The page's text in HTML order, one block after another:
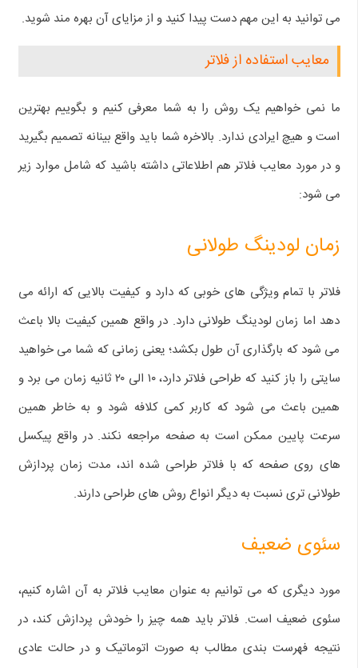
می‌ توانید به این مهم دست پیدا کنید و از مزایای آن بهره‌ مند شوید.
معایب استفاده از فلاتر
ما نمی‌ خواهیم یک روش را به شما معرفی کنیم و بگوییم بهترین
است و هیچ ایرادی ندارد. بالاخره شما باید واقع بینانه تصمیم بگیرید
و در مورد معایب فلاتر هم اطلاعاتی داشته باشید که شامل موارد زیر
می‌ شود:
زمان لودینگ طولانی
فلاتر با تمام ویژگی‌ های خوبی که دارد و کیفیت بالایی که ارائه می‌
دهد اما زمان لودینگ طولانی دارد. در واقع همین کیفیت بالا باعث
می‌ شود که بارگذاری آن طول بکشد؛‌ یعنی زمانی که شما می‌ خواهید
سایتی را باز کنید که طراحی فلاتر دارد، ۱۰ الی ۲۰ ثانیه زمان می‌ برد و
همین باعث می‌ شود که کاربر کمی کلافه شود و به خاطر همین
سرعت پایین ممکن است به صفحه مراجعه نکند. در واقع پیکسل‌
های روی صفحه که با فلاتر طراحی شده‌ اند، مدت زمان پردازش
طولانی‌ تری نسبت به دیگر انواع روش‌ های طراحی دارند.
سئوی ضعیف
مورد دیگری که می‌ توانیم به عنوان معایب فلاتر به آن اشاره کنیم،
سئوی ضعیف است.‌ فلاتر باید همه چیز را خودش پردازش کند، در
نتیجه فهرست بندی مطالب به صورت اتوماتیک و در حالت عادی